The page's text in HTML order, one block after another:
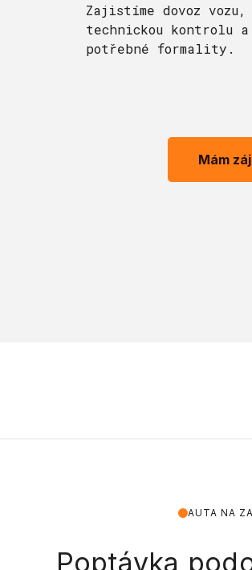
Zajistíme dovoz vozu,
technickou kontrolu a
potřebné formality.
Mám
AUTA NA
Poptávka